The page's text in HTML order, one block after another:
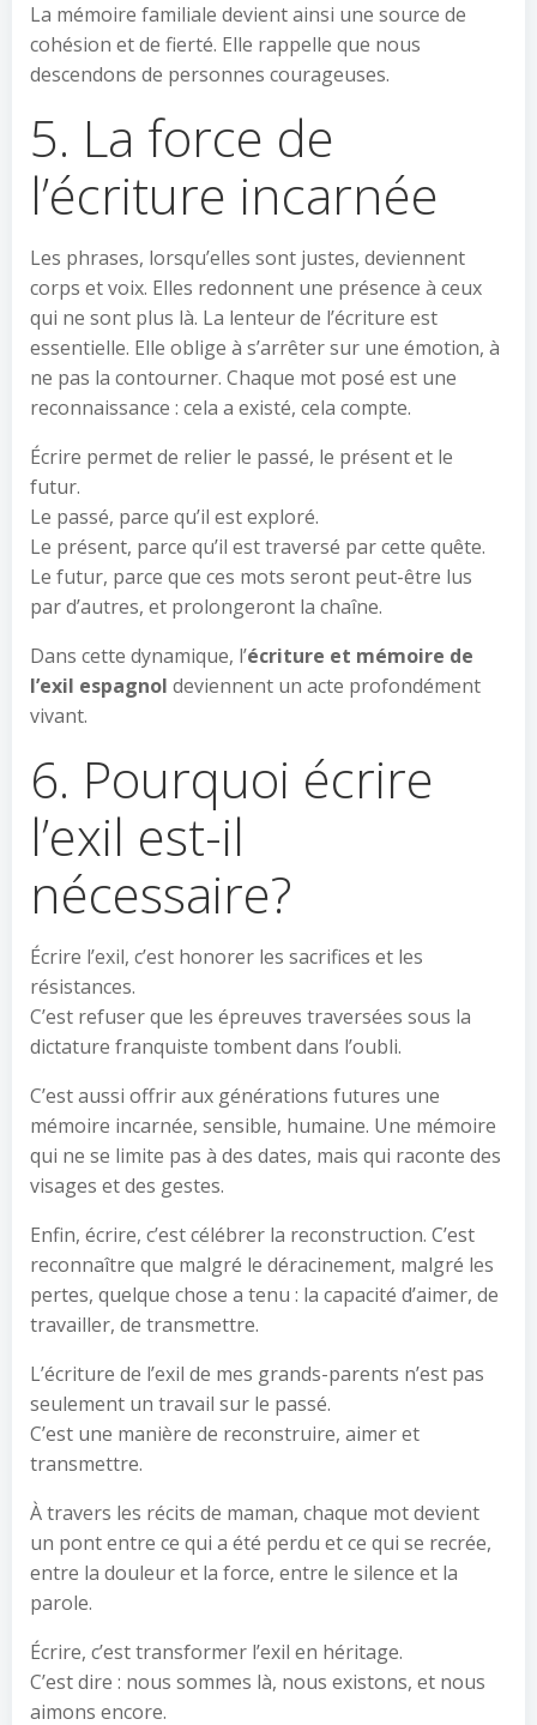
La mémoire familiale devient ainsi une source de
cohésion et de fierté. Elle rappelle que nous
descendons de personnes courageuses.
5. La force de
l’écriture incarnée
Les phrases, lorsqu’elles sont justes, deviennent
corps et voix. Elles redonnent une présence à ceux
qui ne sont plus là. La lenteur de l’écriture est
essentielle. Elle oblige à s’arrêter sur une émotion, à
ne pas la contourner. Chaque mot posé est une
reconnaissance : cela a existé, cela compte.
Écrire permet de relier le passé, le présent et le
futur.
Le passé, parce qu’il est exploré.
Le présent, parce qu’il est traversé par cette quête.
Le futur, parce que ces mots seront peut-être lus
par d’autres, et prolongeront la chaîne.
Dans cette dynamique, l’écriture et mémoire de
l’exil espagnol deviennent un acte profondément
vivant.
6. Pourquoi écrire
l’exil est-il
nécessaire?
Écrire l’exil, c’est honorer les sacrifices et les
résistances.
C’est refuser que les épreuves traversées sous la
dictature franquiste tombent dans l’oubli.
C’est aussi offrir aux générations futures une
mémoire incarnée, sensible, humaine. Une mémoire
qui ne se limite pas à des dates, mais qui raconte des
visages et des gestes.
Enfin, écrire, c’est célébrer la reconstruction. C’est
reconnaître que malgré le déracinement, malgré les
pertes, quelque chose a tenu : la capacité d’aimer, de
travailler, de transmettre.
L’écriture de l’exil de mes grands-parents n’est pas
seulement un travail sur le passé.
C’est une manière de reconstruire, aimer et
transmettre.
À travers les récits de maman, chaque mot devient
un pont entre ce qui a été perdu et ce qui se recrée,
entre la douleur et la force, entre le silence et la
parole.
Écrire, c’est transformer l’exil en héritage.
C’est dire : nous sommes là, nous existons, et nous
aimons encore.